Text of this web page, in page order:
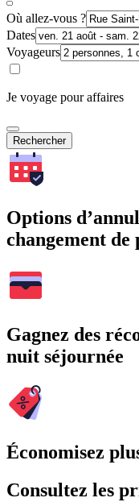
Où allez-vous ?
Dates
Voyageurs
Je voyage pour affaires
Rechercher
Options
changement de
Gagnez des
nuit séjournée
Économisez
Consultez les